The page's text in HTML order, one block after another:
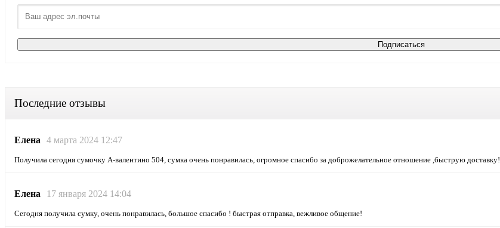
Последние отзывы
Елена 4 марта 2024 12:47
Получила сегодня сумочку А-валентино 504, сумка очень понравилась, огромное спасибо за доброжелательное отношение ,быструю доставку!
Елена 17 января 2024 14:04
Сегодня получила сумку, очень понравилась, большое спасибо ! быстрая отправка, вежливое общение!